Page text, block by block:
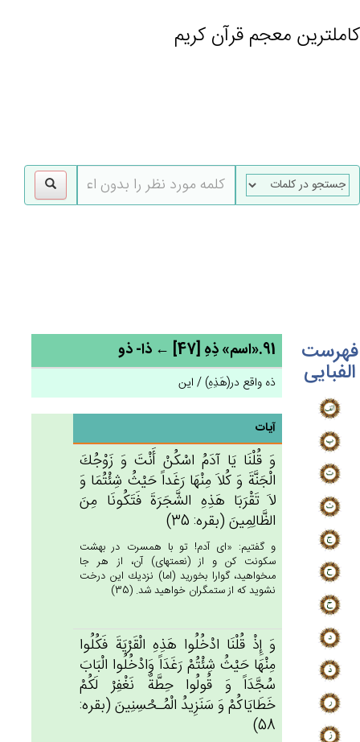
کاملترین معجم قرآن کریم
فهرست
الفبایی
91.«اسم» ذِهِ [47] ← ذا- ذو
ذه واقع در(هَذِهِ) / این
آیات
وَ قُلْنَا يَا آدَم‌ُ اسْكُن‌ْ أَنْت‌َ وَ زَوْجُك‌َ
الْجَنَّة‌َ وَ كُلاَ مِنْهَا رَغَداً حَيْث‌ُ شِئْتُمَا وَ
لاَ تَقْرَبَا هَذِه‌ِ الشَّجَرَة‌َ فَتَكُونَا مِن‌َ
الظَّالِمِين‌َ (بقره: 35)
و گفتيم: «اى آدم! تو با همسرت در بهشت
سكونت كن و از (نعمتهاى) آن، از هر جا
مى‏خواهيد، گوارا بخوريد (اما) نزديك اين درخت
نشويد كه از ستمگران خواهيد شد. (35)
وَ إِذْ قُلْنَا ادْخُلُوا هَذِه‌ِ الْقَرْيَة‌َ فَكُلُوا
مِنْهَا حَيْث‌ُ شِئْتُم‌ْ رَغَدَاً وَادْخُلُوا الْبَاب‌َ
سُجَّدَاً وَ قُولُوا حِطَّة‌ٌ نَغْفِرْ لَكُم‌ْ
خَطَايَاكُم‌ْ وَ سَنَزِيدُ الْمُـحْسِنِين‌َ (بقره:
58)